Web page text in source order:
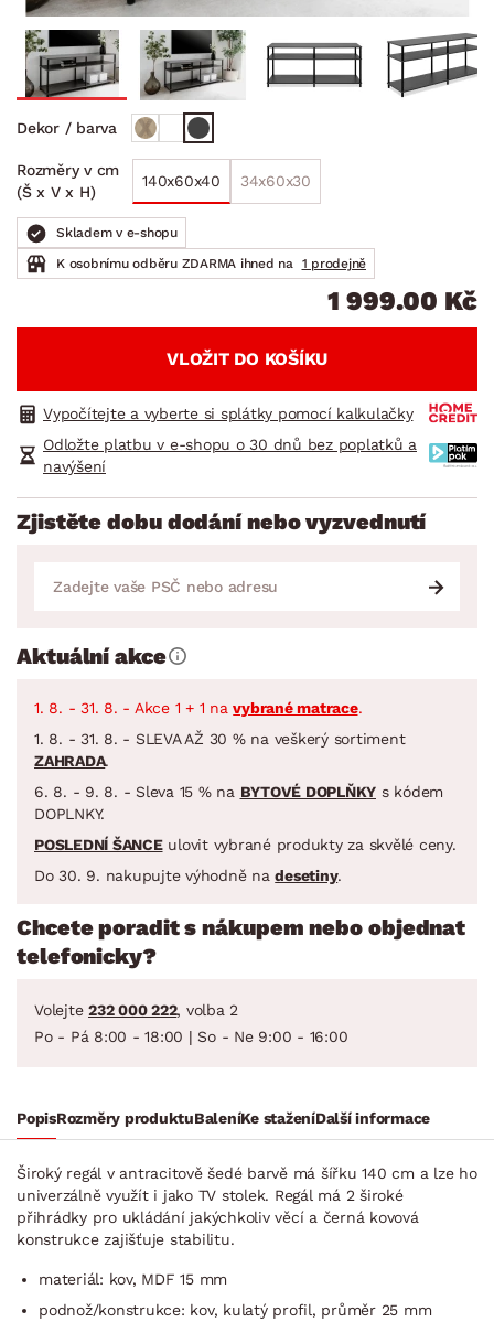
Dekor / barva
Rozměry v cm
(Š x V x H)
140x60x40 34x60x30
Skladem v e-shopu
K osobnímu odběru ZDARMA ihned na
1 prodejně
1 999.00 Kč
VLOŽIT DO KOŠÍKU
Vypočítejte a vyberte si splátky pomocí kalkulačky
Odložte platbu v e-shopu o 30 dnů bez poplatků a
navýšení
Zjistěte dobu dodání nebo vyzvednutí
Aktuální akce
1. 8. - 31. 8. - Akce 1 + 1 navybrané matrace.
1. 8. - 31. 8. - SLEVA AŽ 30 % na veškerý sortiment
ZAHRADA.
6. 8. - 9. 8. - Sleva 15 % na BYTOVÉ DOPLŇKY s kódem
DOPLNKY.
POSLEDNÍ ŠANCEulovit vybrané produkty za skvělé ceny.
Do 30. 9. nakupujte výhodně nadesetiny.
Chcete poradit s nákupem nebo objednat
telefonicky?
Volejte 232 000 222, volba 2
Po - Pá 8:00 - 18:00 | So - Ne 9:00 - 16:00
PopisRozměry produktuBaleníKe staženíDalší informace
Široký regál v antracitově šedé barvě má šířku 140 cm a lze ho
univerzálně využít i jako TV stolek. Regál má 2 široké
přihrádky pro ukládání jakýchkoliv věcí a černá kovová
konstrukce zajišťuje stabilitu.
materiál: kov, MDF 15 mm
podnož/konstrukce: kov, kulatý profil, průměr 25 mm